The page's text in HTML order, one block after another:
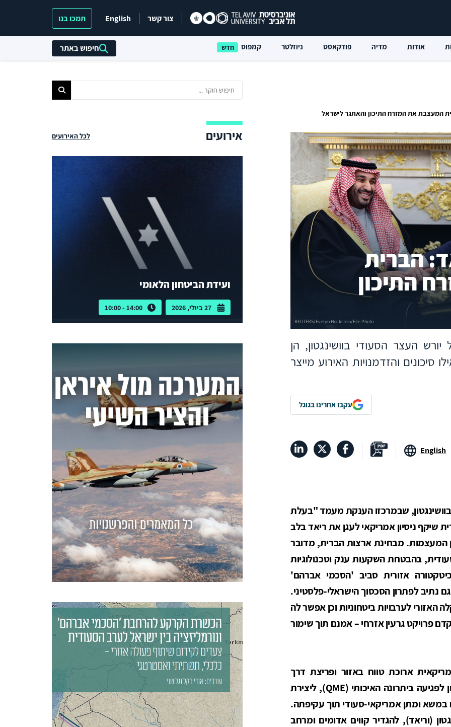
צור קשר English תמכו בנו
אודות מדיה פודקאסט ניוזלטר קמפוס חיפוש באתר
המעצבת את המזרח התיכון והאתגר לישראל
הברית
התיכון
העצר הסעודי בוושינגטון, הן
והזדמנויות האירוע מייצר
עקבו אחרינו בגוגל
English
שבמרכזו הענקת מעמד "בעלת
שיקף ניסיון אמריקאי לעגן את ריאד בלב
המעצמות. מבחינת ארצות הברית, מדובר
בהבטחת השקעות ענק וטכנולוגיות
אזורית סביב 'הסכמי אברהם'
נתיב לפתרון הסכסוך הישראלי-פלסטיני.
לערבויות ביטחוניות וכן אפשר לה
פרויקט גרעין אזרחי – אמנם תוך שימור
ארוכת טווח באזור ופריצת דרך
ביתרונה האיכותי (QME), ליצירת
במשא ומתן אמריקאי-סעודי תוך עקיפתה.
(וריאד), להגדיר קווים אדומים ומרחב
אירועים לכל האירועים
ועידת הביטחון הלאומי
27 ביולי, 2026 14:00 - 10:00